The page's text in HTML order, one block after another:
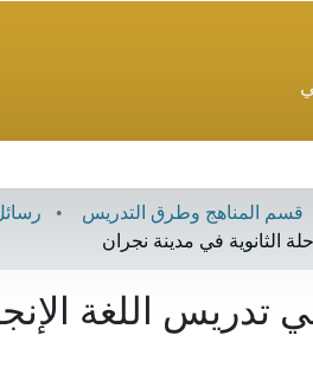
قسم المناهج وطرق التدريس
الثانوية في مدينة نجران
اللغة